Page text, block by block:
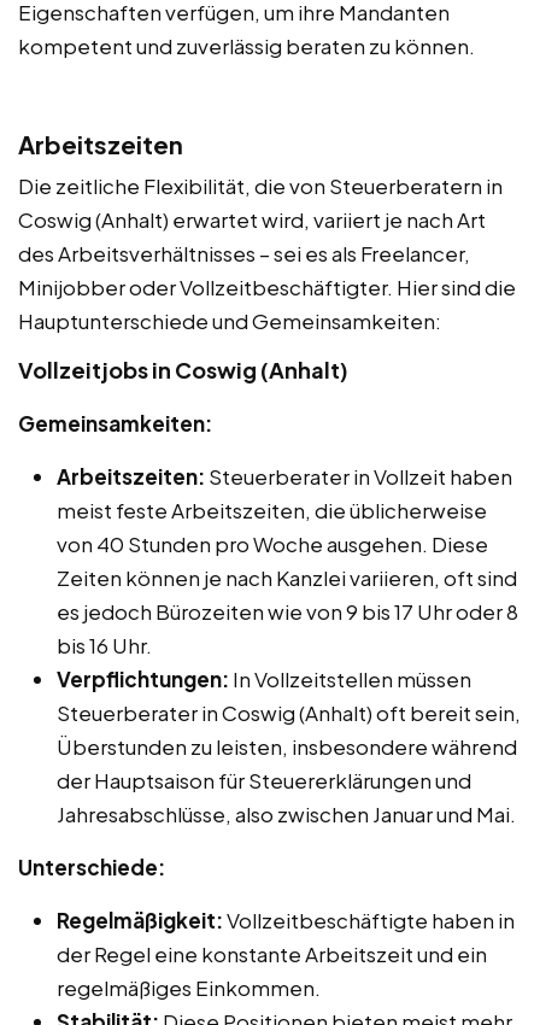
Eigenschaften verfügen, um ihre Mandanten
kompetent und zuverlässig beraten zu können.
Arbeitszeiten
Die zeitliche Flexibilität, die von Steuerberatern in
Coswig (Anhalt) erwartet wird, variiert je nach Art
des Arbeitsverhältnisses – sei es als Freelancer,
Minijobber oder Vollzeitbeschäftigter. Hier sind die
Hauptunterschiede und Gemeinsamkeiten:
Vollzeitjobs in Coswig (Anhalt)
Gemeinsamkeiten:
Arbeitszeiten: Steuerberater in Vollzeit haben
meist feste Arbeitszeiten, die üblicherweise
von 40 Stunden pro Woche ausgehen. Diese
Zeiten können je nach Kanzlei variieren, oft sind
es jedoch Bürozeiten wie von 9 bis 17 Uhr oder 8
bis 16 Uhr.
Verpflichtungen: In Vollzeitstellen müssen
Steuerberater in Coswig (Anhalt) oft bereit sein,
Überstunden zu leisten, insbesondere während
der Hauptsaison für Steuererklärungen und
Jahresabschlüsse, also zwischen Januar und Mai.
Unterschiede:
Regelmäßigkeit:Vollzeitbeschäftigte haben in
der Regel eine konstante Arbeitszeit und ein
regelmäßiges Einkommen.